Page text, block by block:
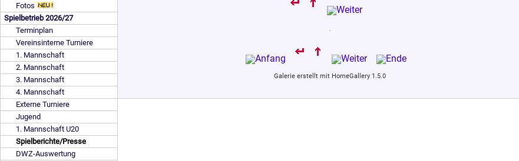
Fotos
Spielbetrieb 2026/27
Terminplan
Vereinsinterne Turniere
1. Mannschaft
2. Mannschaft
3. Mannschaft
4. Mannschaft
Externe Turniere
Jugend
1. Mannschaft U20
Spielberichte/Presse
DWZ-Auswertung
Galerie erstellt mit HomeGallery 1.5.0